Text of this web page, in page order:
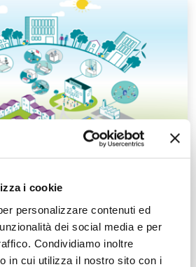
i cookie
personalizzare contenuti ed
dei social media e per
Condividiamo inoltre
in cui utilizza il nostro sito con i
Report 2021-
SCOPRI DI PIÙ